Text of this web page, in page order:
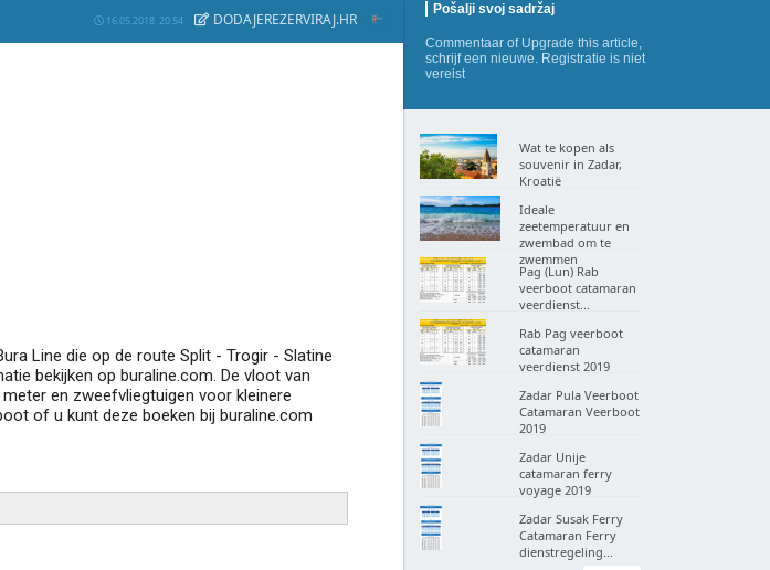
Pošalji svoj sadržaj
Commentaar of Upgrade this article,
schrijf een nieuwe. Registratie is niet
vereist
16.05.2018. 20:54 DODAJEREZERVIRAJ.HR
Line die op de route Split - Trogir - Slatine
bekijken op buraline.com. De vloot van
en zweefvliegtuigen voor kleinere
of u kunt deze boeken bij buraline.com
Wat te kopen als
souvenir in Zadar,
Kroatië
Ideale
zeetemperatuur en
zwembad om te
zwemmen
Pag (Lun) Rab
veerboot catamaran
veerdienst...
Rab Pag veerboot
catamaran
veerdienst 2019
Zadar Pula Veerboot
Catamaran Veerboot
2019
Zadar Unije
catamaran ferry
voyage 2019
Zadar Susak Ferry
Catamaran Ferry
dienstregeling...